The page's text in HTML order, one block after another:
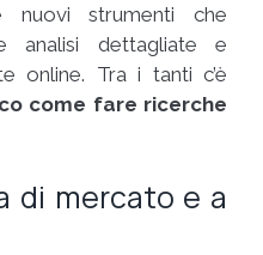
strumenti che
analisi dettagliate e
online. Tra i tanti c’è
come fare ricerche
di mercato e a